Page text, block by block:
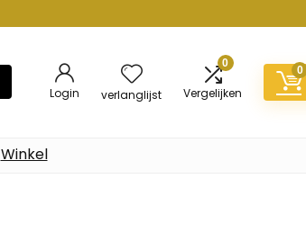
Login verlanglijst
0
Vergelijken
0
Winkel